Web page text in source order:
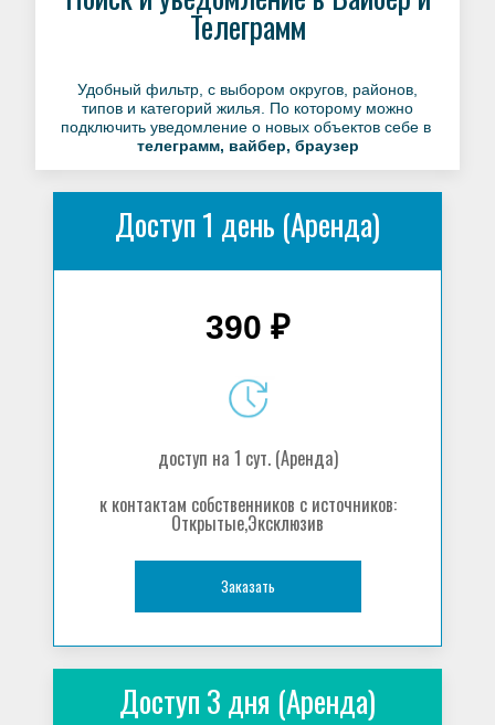
Телеграмм
Удобный фильтр, с выбором округов, районов,
типов и категорий жилья. По которому можно
подключить уведомление о новых объектов себе в
телеграмм, вайбер, браузер
Доступ 1 день (Аренда)
390 ₽
доступ на 1 сут. (Аренда)
к контактам собственников с источников:
Открытые,Эксклюзив
Заказать
Доступ 3 дня (Аренда)